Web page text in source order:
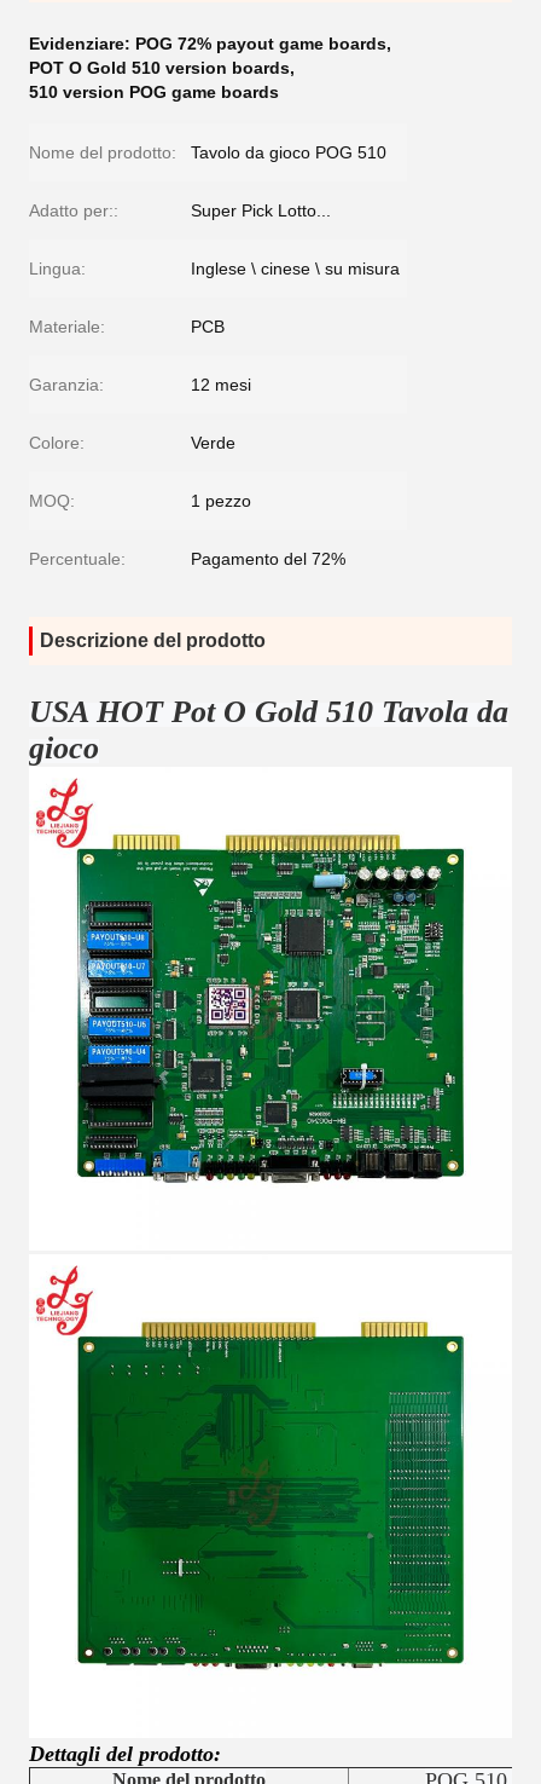
Evidenziare: POG 72% payout game boards,
POT O Gold 510 version boards,
510 version POG game boards
Nome del prodotto: Tavolo da gioco POG 510
Adatto per:: Super Pick Lotto...
Lingua: Inglese \ cinese \ su misura
Materiale: PCB
Garanzia: 12 mesi
Colore: Verde
MOQ: 1 pezzo
Percentuale: Pagamento del 72%
Descrizione del prodotto
USA HOT Pot O Gold 510 Tavola da
gioco
Dettagli del prodotto:
Nome del prodotto